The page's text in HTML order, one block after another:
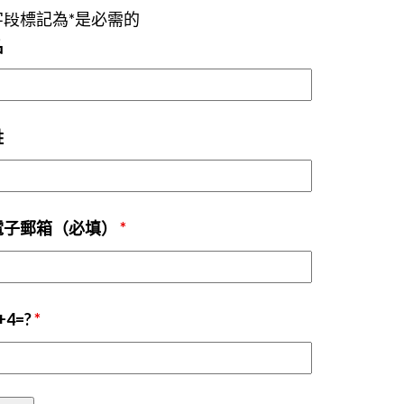
段標記為*是必需的
郵箱（必填） *
*